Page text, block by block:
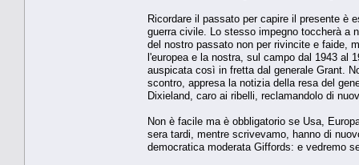
Ricordare il passato per capire il presente è
guerra civile. Lo stesso impegno toccherà a
del nostro passato non per rivincite e faide,
l'europea e la nostra, sul campo dal 1943 al
auspicata così in fretta dal generale Grant.
scontro, appresa la notizia della resa del
Dixieland, caro ai ribelli, reclamandolo di
Non è facile ma è obbligatorio se Usa,
sera tardi, mentre scrivevamo, hanno di
democratica moderata Giffords: e vedremo